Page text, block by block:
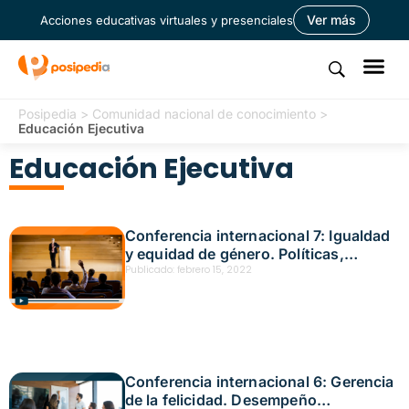
Acciones educativas virtuales y presenciales Ver más
Posipedia > Comunidad nacional de conocimiento >
Educación Ejecutiva
Educación Ejecutiva
Conferencia internacional 7: Igualdad
y equidad de género. Políticas,
modelos y acciones para marcar la
Publicado: febrero 15, 2022
Conferencia internacional 6: Gerencia
de la felicidad. Desempeño